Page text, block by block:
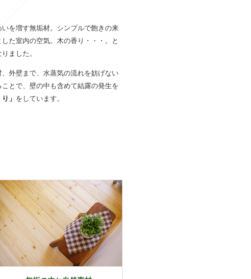
を増す無垢材。シンプルで飽きの来
た室内の空気。木の香り・・・。と
ました。
外壁まで、水蒸気の流れを妨げない
とで、壁の中も含めて結露の発生を
」 をしています。